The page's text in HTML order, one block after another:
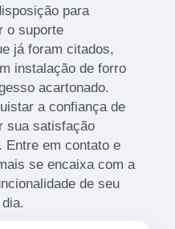
para
o suporte
já foram citados,
instalação de forro
acartonado.
a confiança de
sua satisfação
Entre em contato e
se encaixa com a
de seu